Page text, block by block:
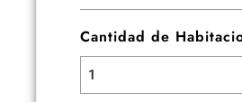
Cantidad de